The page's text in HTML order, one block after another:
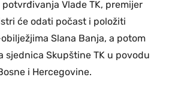
Vlade TK, premijer
će odati počast i položiti
Slana Banja, a potom
sjednica Skupštine TK u povodu
i Hercegovine.